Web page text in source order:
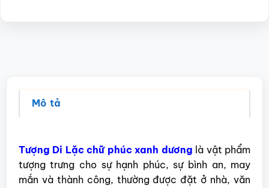
Mô tả
Tượng Di Lặc chữ phúc xanh dương là vật phẩm
tượng trưng cho sự hạnh phúc, sự bình an, may
mắn và thành công, thường được đặt ở nhà, văn